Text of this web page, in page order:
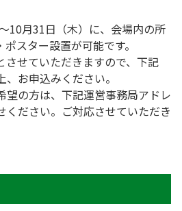
10月31日（木）に、会場内の所
スター設置が可能です。
させていただきますので、下記
、お申込みください。
望の方は、下記運営事務局アドレ
ください。ご対応させていただき